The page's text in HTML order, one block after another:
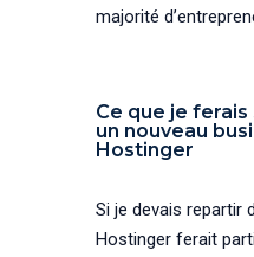
majorité
Ce que je
un nouveau
Hostinger
Si je devais repartir
Hostinger ferait